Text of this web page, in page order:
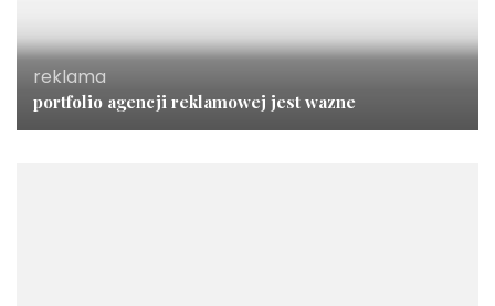
reklama
portfolio agencji reklamowej jest wazne